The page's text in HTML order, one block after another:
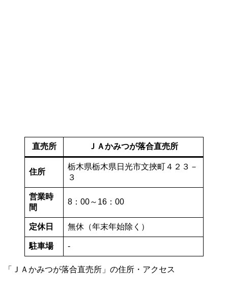
直売所 ＪＡかみつが落合直売所
住所
栃木県栃木県日光市文挾町４２３－
３
営業時
間
8：00～16：00
定休日 無休（年末年始除く）
駐車場 -
「ＪＡかみつが落合直売所」の住所・アクセス